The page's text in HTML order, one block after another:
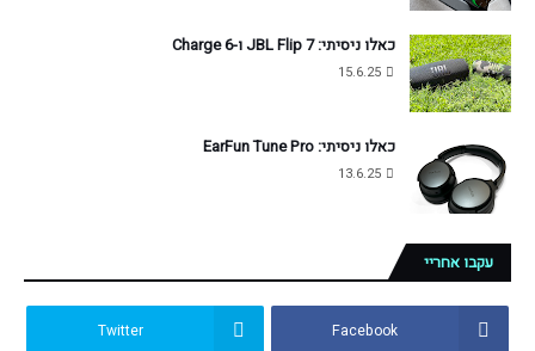
כאלו ניסיתי: JBL Flip 7 ו-Charge 6
15.6.25
כאלו ניסיתי: EarFun Tune Pro
13.6.25
עקבו אחריי
Facebook
Twitter